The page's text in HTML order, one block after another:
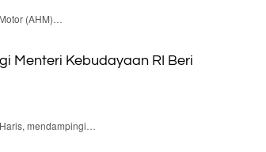
(AHM)…
Menteri Kebudayaan RI Beri
mendampingi…